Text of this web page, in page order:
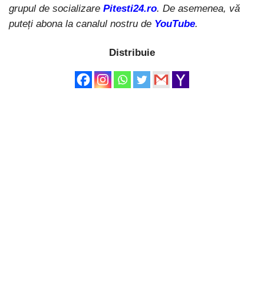
grupul de socializare Pitesti24.ro. De asemenea, vă
puteți abona la canalul nostru de YouTube.
Distribuie